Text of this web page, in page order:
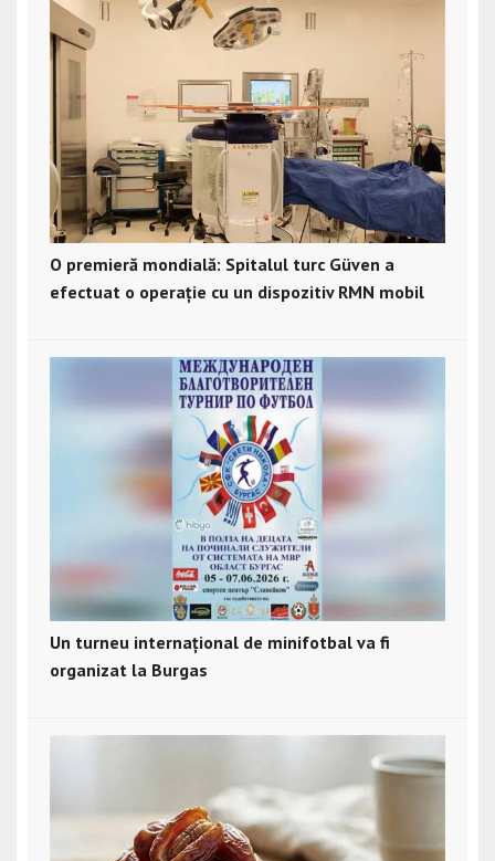
O premieră mondială: Spitalul turc Güven a
efectuat o operație cu un dispozitiv RMN mobil
Un turneu internațional de minifotbal va fi
organizat la Burgas